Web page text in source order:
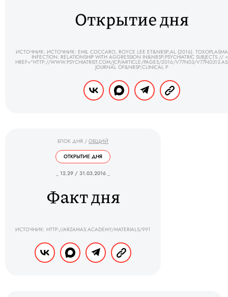
Открытие дня
ИСТОЧНИК: ИСТОЧНИК: EMIL COCCARO, ROYCE LEE ET&NBSP;AL (2016).
INFECTION: RELATIONSHIP WITH AGGRESSION IN&NBSP;PSYCHIATRIC SUBJECTS //
HREF="HTTP://WWW.PSYCHIATRIST.COM/JCP/ARTICLE/PAGES/2016/V77N03/
JOURNAL OF&NBSP;CLINICAL P
БЛОК ДНЯ / ОБЩИЙ
ОТКРЫТИЕ ДНЯ
_ 12.29 / 31.03.2016 _
Факт дня
ИСТОЧНИК: HTTP://ARZAMAS.ACADEMY/MATERIALS/991